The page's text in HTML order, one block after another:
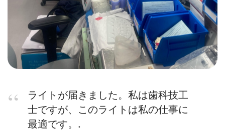
ライトが届きました。私は歯科技工
士ですが、このライトは私の仕事に
最適です。.